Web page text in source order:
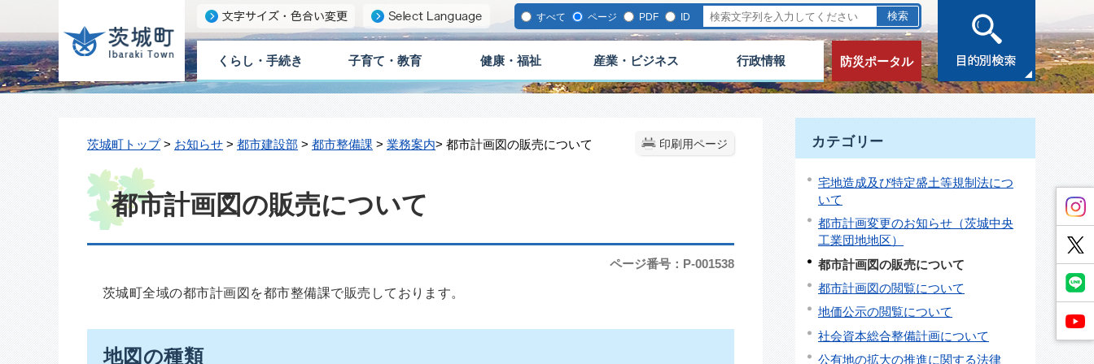
すべて ページ PDF ID
くらし・手続き 子育て・教育 健康・福祉 産業・ビジネス 行政情報 防災ポータル
印刷用ページ
茨城町トップ> お知らせ > 都市建設部 > 都市整備課 > 業務案内> 都市計画図の販売について
都市計画図の販売について
ページ番号：P-001538
茨城町全域の都市計画図を都市整備課で販売しております。
地図の種類
カテゴリー
宅地造成及び特定盛土等規制法につ
いて
都市計画変更のお知らせ（茨城中央
工業団地地区）
都市計画図の販売について
都市計画図の閲覧について
地価公示の閲覧について
社会資本総合整備計画について
公有地の拡大の推進に関する法律